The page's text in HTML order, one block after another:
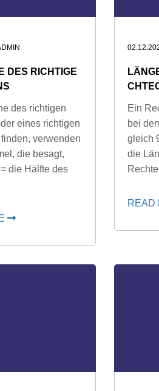
DES RICHTIGE
des richtigen
eines richtigen
verwenden
die besagt,
die Hälfte des
Ein
bei
gleich
die
READ